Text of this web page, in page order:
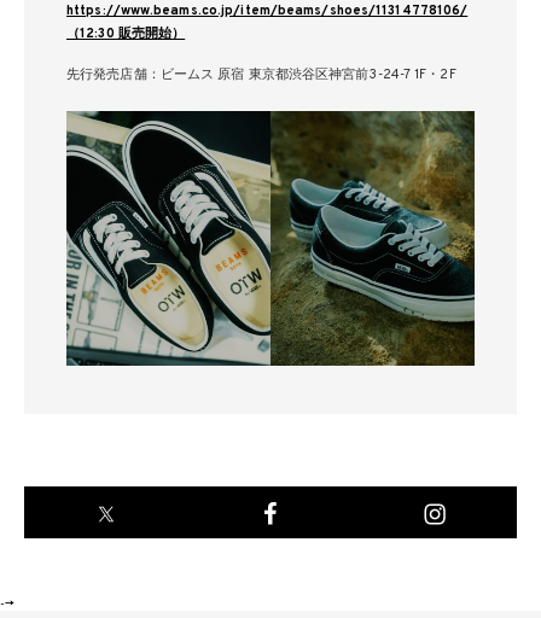
https://www.beams.co.jp/item/beams/shoes/11314778106/
（12:30 販売開始）
先行発売店舗：ビームス 原宿 東京都渋谷区神宮前3-24-7 1F・2F
-->